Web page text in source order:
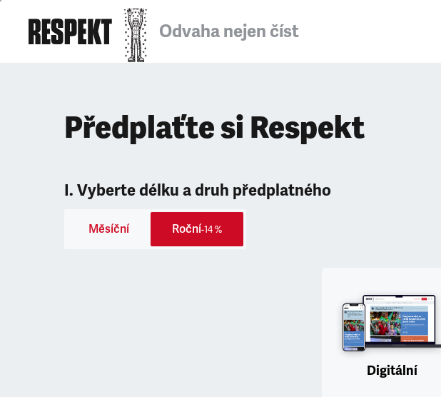
Odvaha nejen číst
Předplaťte si Respekt
I. Vyberte délku a druh předplatného
Měsíční Roční-14 %
Digitální